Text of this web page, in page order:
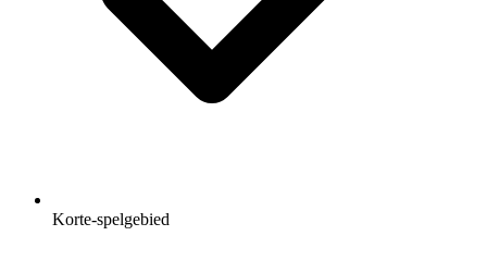
Korte-spelgebied